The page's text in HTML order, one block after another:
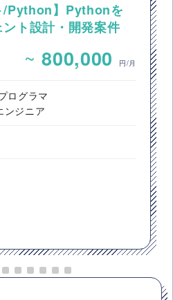
/Python】Pythonを
ト設計・開発案件
~ 800,000 円/月
ログラマ
ンジニア